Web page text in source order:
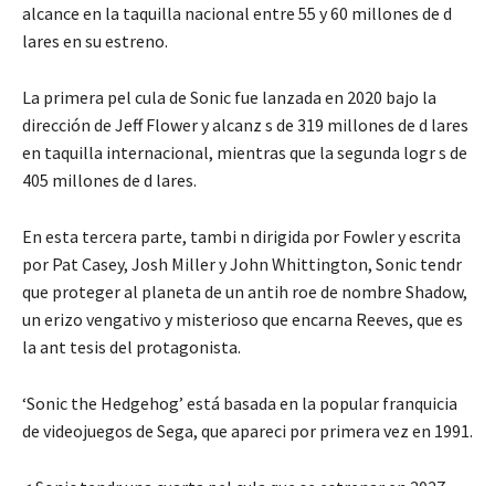
alcance en la taquilla nacional entre 55 y 60 millones de d
lares en su estreno.
La primera pel cula de Sonic fue lanzada en 2020 bajo la
dirección de Jeff Flower y alcanz s de 319 millones de d lares
en taquilla internacional, mientras que la segunda logr s de
405 millones de d lares.
En esta tercera parte, tambi n dirigida por Fowler y escrita
por Pat Casey, Josh Miller y John Whittington, Sonic tendr
que proteger al planeta de un antih roe de nombre Shadow,
un erizo vengativo y misterioso que encarna Reeves, que es
la ant tesis del protagonista.
‘Sonic the Hedgehog’ está basada en la popular franquicia
de videojuegos de Sega, que apareci por primera vez en 1991.